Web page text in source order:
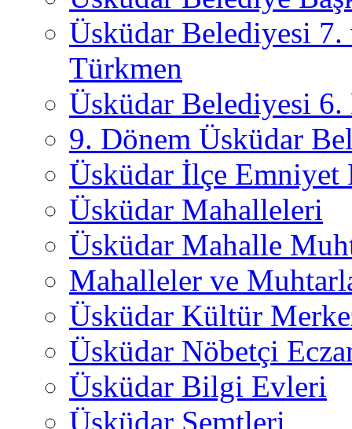
Üsküdar Belediyesi
Türkmen
Üsküdar Belediyesi 6.
9. Dönem Üsküdar
Üsküdar İlçe
Üsküdar Mahalleleri
Üsküdar Mahalle
Mahalleler ve
Üsküdar Kültür
Üsküdar Nöbetçi
Üsküdar Bilgi Evleri
Üsküdar Semtleri